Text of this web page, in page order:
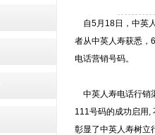
自5月18日，中英
者从中英人寿获悉，
电话营销号码。
中英人寿电话行销
111号码的成功启用,
彰显了中英人寿树